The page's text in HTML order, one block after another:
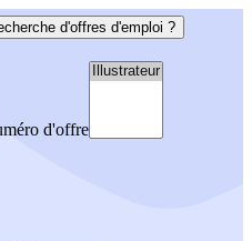
d'offres d'emploi ?
d'offre